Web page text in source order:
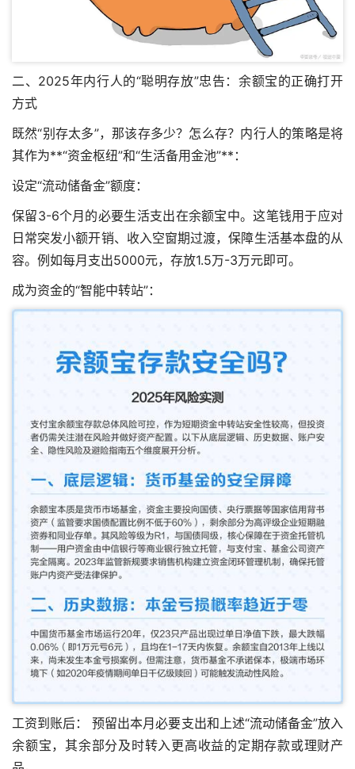
二、2025年内行人的“聪明存放”忠告：余额宝的正确打开
方式
既然“别存太多”，那该存多少？怎么存？内行人的策略是将
其作为**“资金枢纽”和“生活备用金池”**：
设定“流动储备金”额度：
保留3-6个月的必要生活支出在余额宝中。这笔钱用于应对
日常突发小额开销、收入空窗期过渡，保障生活基本盘的从
容。例如每月支出5000元，存放1.5万-3万元即可。
成为资金的“智能中转站”：
工资到账后： 预留出本月必要支出和上述“流动储备金”放入
余额宝，其余部分及时转入更高收益的定期存款或理财产